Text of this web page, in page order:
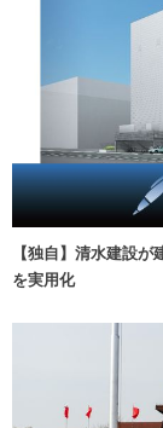
【独自】清水建設
を実用化